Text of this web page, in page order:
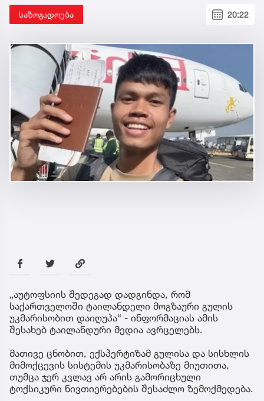
საზოგადოება 20:22
„აუტოფსიის შედეგად დადგინდა, რომ
საქართველოში ტაილანდელი მოგზაური გულის
უკმარისობით დაიღუპა“ - ინფორმაციას ამის
შესახებ ტაილანდური მედია ავრცელებს.
მათივე ცნობით, ექსპერტიზამ გულისა და სისხლის
მიმოქცევის სისტემის უკმარისობაზე მიუთითა,
თუმცა ჯერ კვლავ არ არის გამორიცხული
ტოქსიკური ნივთიერებების შესაძლო ზემოქმედება.